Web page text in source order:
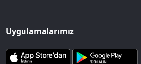
Uygulamalarımız